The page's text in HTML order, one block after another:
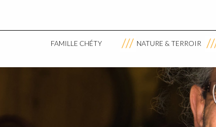
FAMILLE CHÉTY NATURE & TERROIR